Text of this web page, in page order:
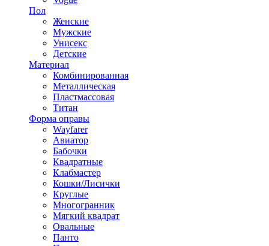
Пол
Женские
Мужские
Унисекс
Детские
Материал
Комбинированная
Металлическая
Пластмассовая
Титан
Форма оправы
Wayfarer
Авиатор
Бабочки
Квадратные
Клабмастер
Кошки/Лисички
Круглые
Многогранник
Мягкий квадрат
Овальные
Панто